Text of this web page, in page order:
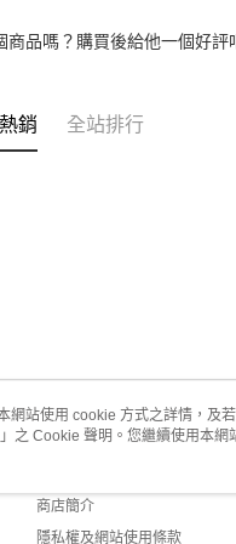
商品嗎？購買後給他一個好評
銷 全站排行
關於我們
商店簡介
隱私權及網站使用條款
網站使用 cookie 方式之詳情，及
」之 Cookie 聲明。您繼續使用本